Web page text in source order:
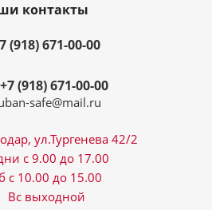
контакты
(918) 671-00-00
+7 (918) 671-00-00
safe@mail.ru
ул.Тургенева 42/2
с 9.00 до 17.00
с 10.00 до 15.00
Вс выходной